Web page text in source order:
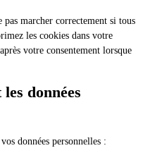
marcher correctement si tous
les cookies dans votre
votre consentement lorsque
données
données personnelles :